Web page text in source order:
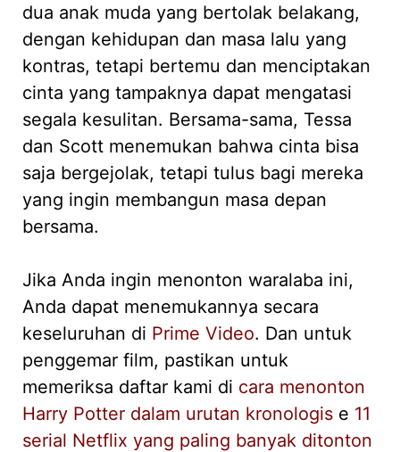
dua anak muda yang bertolak belakang,
dengan kehidupan dan masa lalu yang
kontras, tetapi bertemu dan menciptakan
cinta yang tampaknya dapat mengatasi
segala kesulitan. Bersama-sama, Tessa
dan Scott menemukan bahwa cinta bisa
saja bergejolak, tetapi tulus bagi mereka
yang ingin membangun masa depan
bersama.
Jika Anda ingin menonton waralaba ini,
Anda dapat menemukannya secara
keseluruhan di Prime Video. Dan untuk
penggemar film, pastikan untuk
memeriksa daftar kami di cara menonton
Harry Potter dalam urutan kronologis e 11
serial Netflix yang paling banyak ditonton